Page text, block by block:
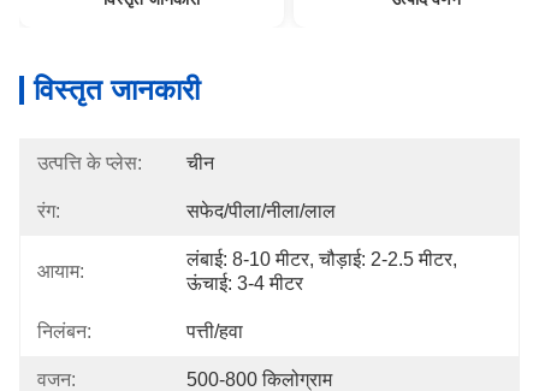
विस्तृत जानकारी
उत्पत्ति के प्लेस: चीन
रंग: सफेद/पीला/नीला/लाल
आयाम:
लंबाई: 8-10 मीटर, चौड़ाई: 2-2.5 मीटर,
ऊंचाई: 3-4 मीटर
निलंबन: पत्ती/हवा
वजन: 500-800 किलोग्राम